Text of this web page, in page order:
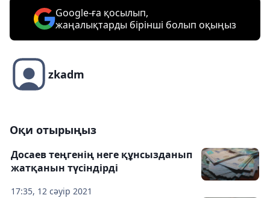
Google-ға қосылып,
жаңалықтарды бірінші болып оқыңыз
zkadm
Оқи отырыңыз
17:35, 12 сәуір 2021
Досаев теңгенің неге құнсызданып
жатқанын түсіндірді